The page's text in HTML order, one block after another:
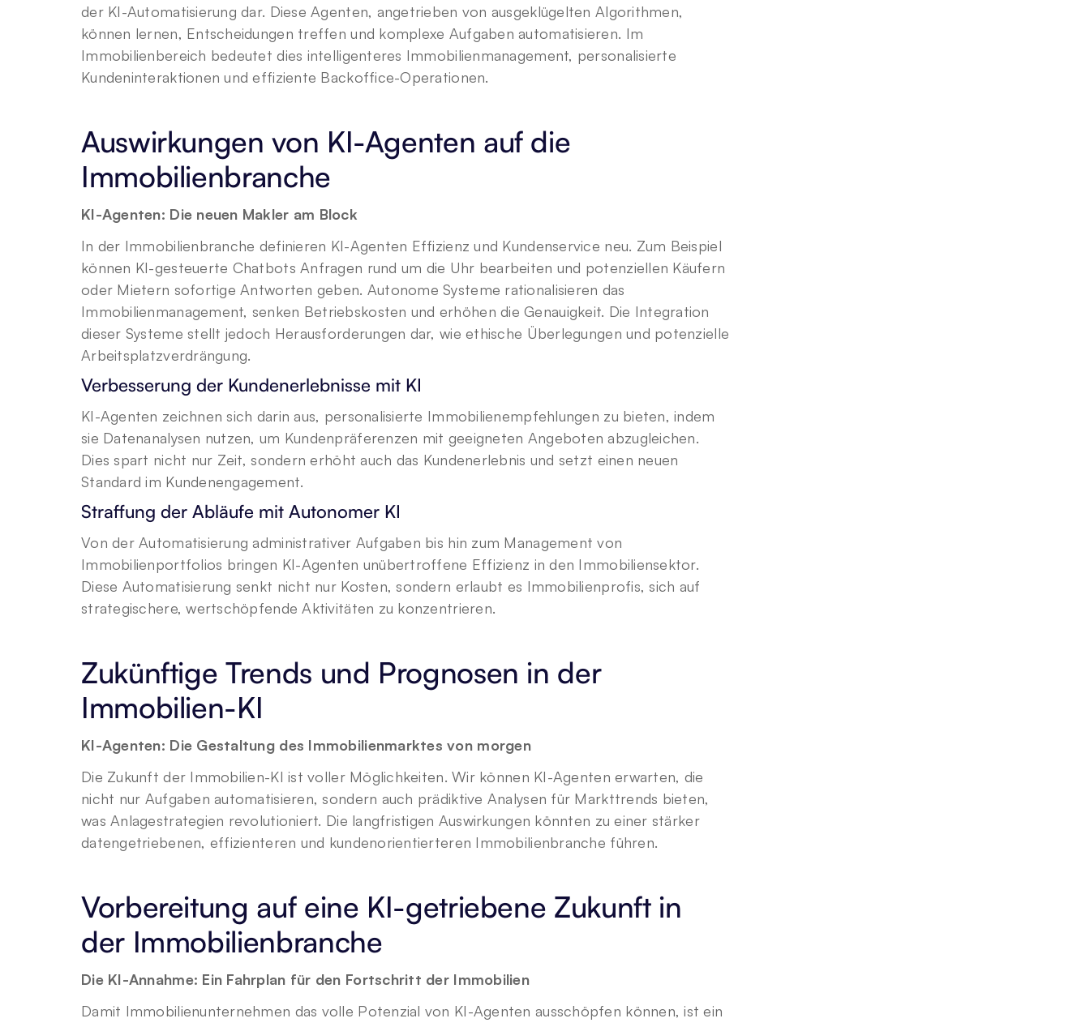
der KI-Automatisierung dar. Diese Agenten, angetrieben von ausgeklügelten Algorithmen,
können lernen, Entscheidungen treffen und komplexe Aufgaben automatisieren. Im
Immobilienbereich bedeutet dies intelligenteres Immobilienmanagement, personalisierte
Kundeninteraktionen und effiziente Backoffice-Operationen.
Auswirkungen von KI-Agenten auf die
Immobilienbranche
KI-Agenten: Die neuen Makler am Block
In der Immobilienbranche definieren KI-Agenten Effizienz und Kundenservice neu. Zum Beispiel
können KI-gesteuerte Chatbots Anfragen rund um die Uhr bearbeiten und potenziellen Käufern
oder Mietern sofortige Antworten geben. Autonome Systeme rationalisieren das
Immobilienmanagement, senken Betriebskosten und erhöhen die Genauigkeit. Die Integration
dieser Systeme stellt jedoch Herausforderungen dar, wie ethische Überlegungen und potenzielle
Arbeitsplatzverdrängung.
Verbesserung der Kundenerlebnisse mit KI
KI-Agenten zeichnen sich darin aus, personalisierte Immobilienempfehlungen zu bieten, indem
sie Datenanalysen nutzen, um Kundenpräferenzen mit geeigneten Angeboten abzugleichen.
Dies spart nicht nur Zeit, sondern erhöht auch das Kundenerlebnis und setzt einen neuen
Standard im Kundenengagement.
Straffung der Abläufe mit Autonomer KI
Von der Automatisierung administrativer Aufgaben bis hin zum Management von
Immobilienportfolios bringen KI-Agenten unübertroffene Effizienz in den Immobiliensektor.
Diese Automatisierung senkt nicht nur Kosten, sondern erlaubt es Immobilienprofis, sich auf
strategischere, wertschöpfende Aktivitäten zu konzentrieren.
Zukünftige Trends und Prognosen in der
Immobilien-KI
KI-Agenten: Die Gestaltung des Immobilienmarktes von morgen
Die Zukunft der Immobilien-KI ist voller Möglichkeiten. Wir können KI-Agenten erwarten, die
nicht nur Aufgaben automatisieren, sondern auch prädiktive Analysen für Markttrends bieten,
was Anlagestrategien revolutioniert. Die langfristigen Auswirkungen könnten zu einer stärker
datengetriebenen, effizienteren und kundenorientierteren Immobilienbranche führen.
Vorbereitung auf eine KI-getriebene Zukunft in
der Immobilienbranche
Die KI-Annahme: Ein Fahrplan für den Fortschritt der Immobilien
Damit Immobilienunternehmen das volle Potenzial von KI-Agenten ausschöpfen können, ist ein